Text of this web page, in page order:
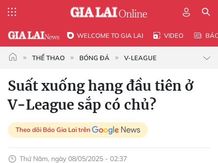
WELCOME TO GIA LAI VIDEO
THỂ THAO BÓNG ĐÁ V-LEAGUE
Suất xuống hạng đầu tiên ở
V-League sắp có chủ?
Theo dõi Báo Gia Lai trên
Thứ Năm, ngày 08/05/2025 - 02:37